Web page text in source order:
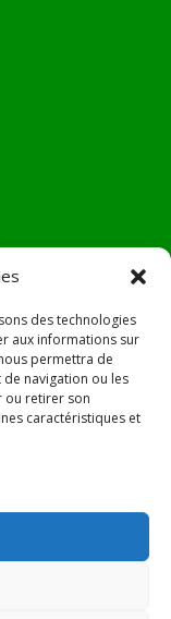
des technologies
aux informations sur
permettra de
navigation ou les
ou retirer son
caractéristiques et
di Verde